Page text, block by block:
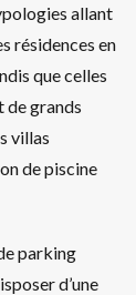
allant
résidences en
que celles
de grands
villas
de piscine
parking
d’une